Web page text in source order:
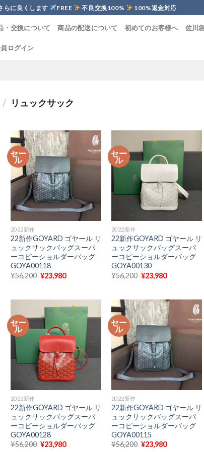
らに良くします FREE 不良交換100% 100%返金対応
・交換について 商品の配送について 初めてのお客様へ 佐川
ログイン
/ リュックサック
セー
ル
2022新作
22新作GOYARD ゴヤール リ
ュックサックバッグスーパ
ーコピーショルダーバッグ
GOYA00118
¥56,200 元
¥56,200
で
し
た。
¥23,980現
¥23,980
で
す。
セー
ル
2022新作
22新作GOYARD ゴヤール リ
ュックサックバッグスーパ
ーコピーショルダーバッグ
GOYA00130
¥56,200 元
は
¥56,200
で
し
た。
¥23,980現
格
は
¥23,980
で
す。
セー
ル
2022新作
22新作GOYARD ゴヤール リ
ュックサックバッグスーパ
ーコピーショルダーバッグ
GOYA00128
¥56,200 元
¥23,980現
セー
ル
2022新作
22新作GOYARD ゴヤール リ
ュックサックバッグスーパ
ーコピーショルダーバッグ
GOYA00115
¥56,200 元
¥23,980現